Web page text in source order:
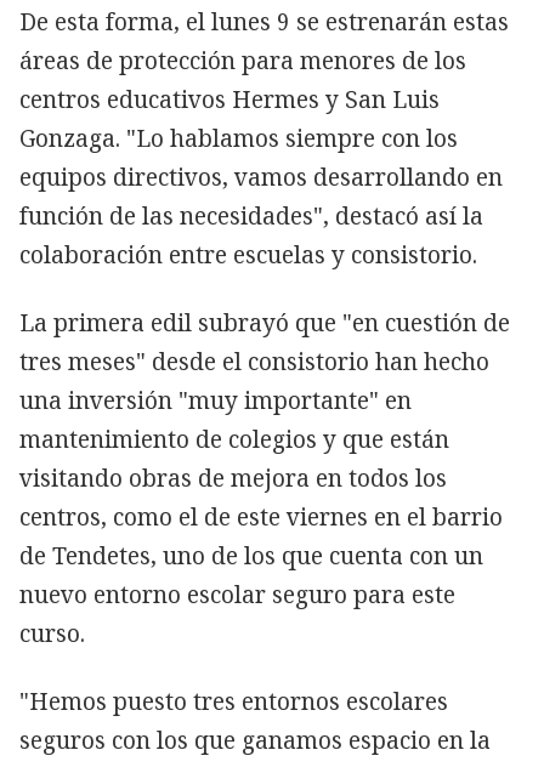
De esta forma, el lunes 9 se estrenarán estas
áreas de protección para menores de los
centros educativos Hermes y San Luis
Gonzaga. "Lo hablamos siempre con los
equipos directivos, vamos desarrollando en
función de las necesidades", destacó así la
colaboración entre escuelas y consistorio.
La primera edil subrayó que "en cuestión de
tres meses" desde el consistorio han hecho
una inversión "muy importante" en
mantenimiento de colegios y que están
visitando obras de mejora en todos los
centros, como el de este viernes en el barrio
de Tendetes, uno de los que cuenta con un
nuevo entorno escolar seguro para este
curso.
"Hemos puesto tres entornos escolares
seguros con los que ganamos espacio en la